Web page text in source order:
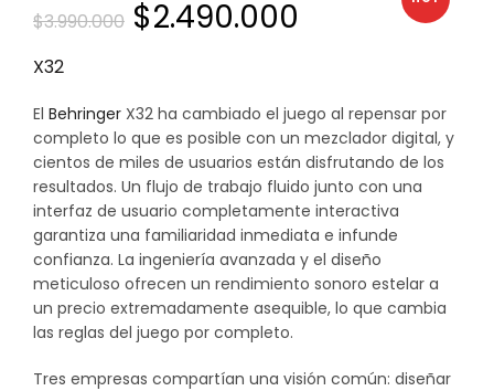
$3.990.000 El
original
era:
$3.990.000.
$2.490.000
actual
es:
$2.490.000.
X32
El Behringer X32 ha cambiado el juego al repensar por
completo lo que es posible con un mezclador digital, y
cientos de miles de usuarios están disfrutando de los
resultados. Un flujo de trabajo fluido junto con una
interfaz de usuario completamente interactiva
garantiza una familiaridad inmediata e infunde
confianza. La ingeniería avanzada y el diseño
meticuloso ofrecen un rendimiento sonoro estelar a
un precio extremadamente asequible, lo que cambia
las reglas del juego por completo.
Tres empresas compartían una visión común: diseñar